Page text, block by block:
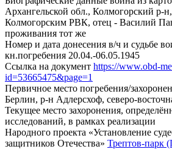
Архангельской обл., Колмогорский р-
Колмогорским РВК, отец - Василий
проживания тот же
Номер и дата донесения в/ч и судьбе
кн.погребения 20.04.-06.05.1945
Ссылка на документ https://www.obd-
id=53665475&page=1
Первичное место погребения/
Берлин, р-н Адлерсхоф, северо-
Текущее место захоронения,
исследований, в рамках реализации
Народного проекта «Установление
защитников Отечества» Трептов-парк